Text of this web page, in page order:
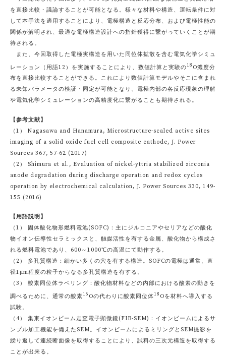
を直接比較・議論することが可能となる。様々な材料や構造、運転条件に対
して本手法を適用することにより、電極構造と反応分布、および電極性能の
関係が解明され、最適な電極構造設計への指針獲得に繋がっていくことが期
待される。
また、今回取得した電極実構造を用いた同位体拡散を含む電気化学シミュ
レーション（用語12）を実施することにより、数値計算と実験の18 O濃度分
布を直接比較することができる。これにより数値計算モデルやそこに含まれ
る未知パラメータの検証・同定が可能となり、電極内部の各反応現象の理解
や電気化学シミュレーションの高精度化に繋がることも期待される。
【参考文献】
（1） Nagasawa and Hanamura, Microstructure-scaled active sites
imaging of a solid oxide fuel cell composite cathode, J. Power
Sources 367, 57-62 (2017)
（2） Shimura et al., Evaluation of nickel-yttria stabilized zirconia
anode degradation during discharge operation and redox cycles
operation by electrochemical calculation, J. Power Sources 330, 149-
155 (2016)
【用語説明】
（1） 固体酸化物形燃料電池(SOFC)：主にジルコニアやセリアなどの酸化
物イオン伝導性セラミックスと、触媒活性を有する金属、酸化物から構成さ
れる燃料電池であり、600～1000℃の高温にて動作する。
（2） 多孔質構造：細かい多くの穴を有する構造。SOFCの電極は通常、直
径1µm程度の粒子からなる多孔質構造を有する。
（3） 酸素同位体ラベリング：酸化物材料などの内部における酸素の動きを
調べるために、通常の酸素16 Oの代わりに酸素同位体18 Oを材料へ導入する
試験。
（4） 集束イオンビーム走査電子顕微鏡(FIB-SEM)：イオンビームによるサ
ンプル加工機能を備えたSEM。イオンビームによるミリングとSEM撮影を
繰り返して連続断面像を取得することにより、試料の三次元構造を取得する
ことが出来る。